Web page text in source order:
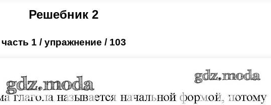
Решебник 2
часть 1 / упражнение / 103